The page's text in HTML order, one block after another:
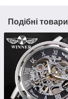
Подібні